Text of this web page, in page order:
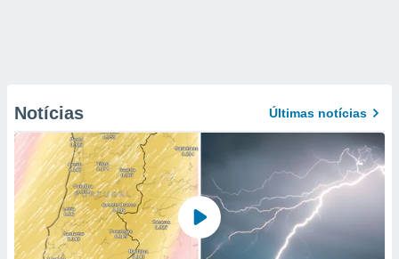
Notícias Últimas notícias